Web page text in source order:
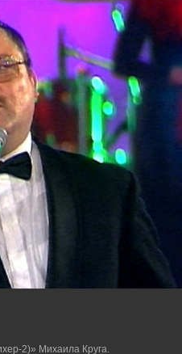
2)» Михаила Круга.